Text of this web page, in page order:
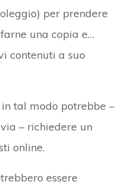
per prendere
una copia e…
contenuti a suo
tal modo potrebbe –
– richiedere un
online.
essere